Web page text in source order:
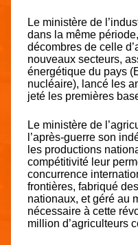
Le ministère de
dans la même
décombres de celle
nouveaux secteurs,
énergétique du pays
nucléaire), lancé les
jeté les premières
Le ministère de
l’après-guerre son
les productions
compétitivité leur
concurrence
frontières, fabriqué
nationaux, et géré au
nécessaire à cette
million d’agriculteurs